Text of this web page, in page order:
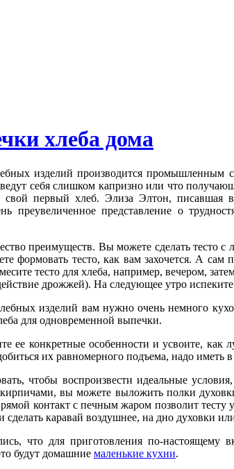
хлеба дома
изделий производится
себя слишком капризно или что
свой первый хлеб. Элиза Элтон,
преувеличенное представление о
преимуществ. Вы можете сделать тесто
формовать тесто, как вам захочется. А
тесто для хлеба, например, вечером,
дрожжей). На следующее утро
изделий вам нужно очень немного
для одновременной выпечки.
ее конкретные особенности и усвоите,
их равномерного подъема, надо иметь
чтобы воспроизвести идеальные
вы можете выложить полки
контакт с печным жаром позволит
сделать каравай воздушнее, на дно духовки
что для приготовления по-настоящему
будут домашние маленькие кухни.